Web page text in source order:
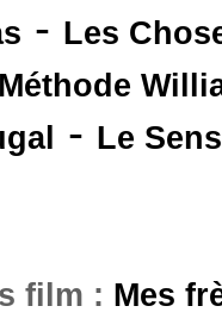
- Les
- Le
film : Mes